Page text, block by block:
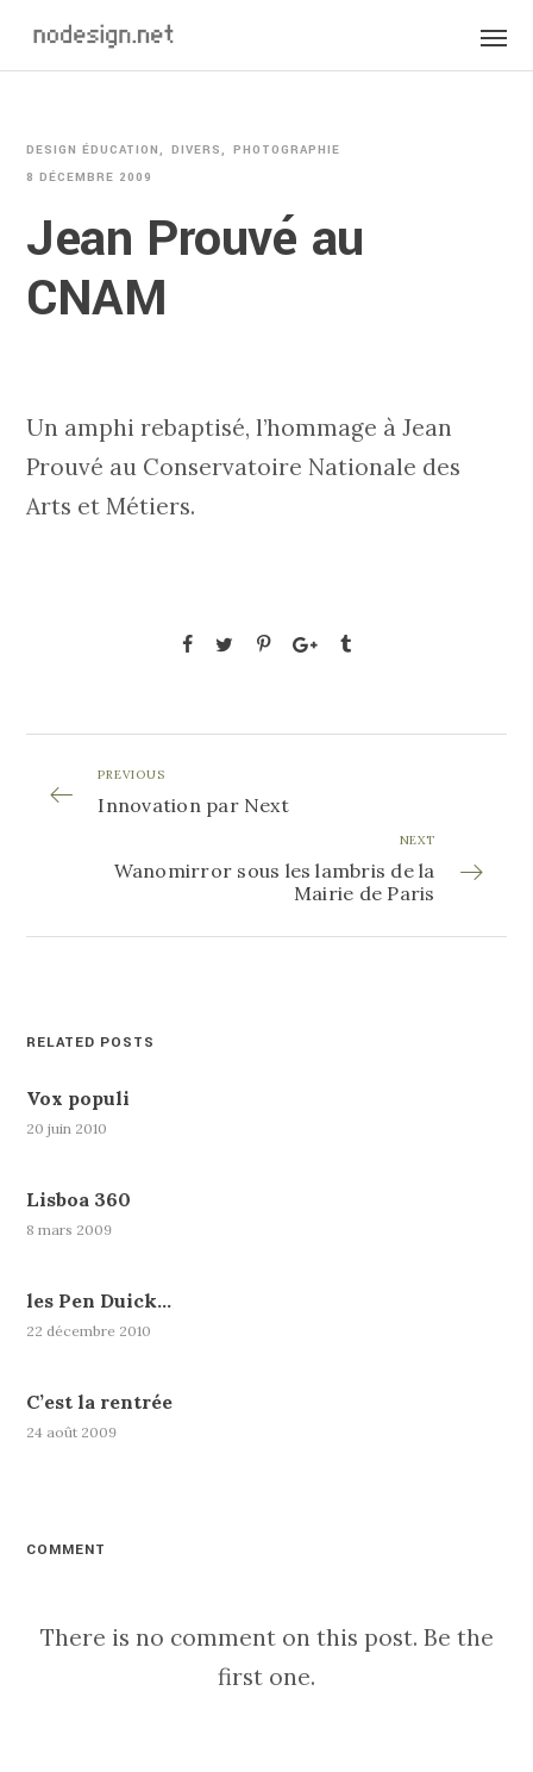
DESIGN ÉDUCATION DIVERS
PHOTOGRAPHIE
8 DÉCEMBRE 2009
Jean Prouvé au
CNAM
Un amphi rebaptisé, l’hommage à Jean
Prouvé au Conservatoire Nationale des
Arts et Métiers.
PREVIOUS
Innovation par Next
NEXT
Wanomirror sous les lambris de la
Mairie de Paris
RELATED POSTS
Vox populi
20 juin 2010
Lisboa 360
8 mars 2009
les Pen Duick…
22 décembre 2010
C’est la rentrée
24 août 2009
COMMENT
There is no comment on this post. Be the
first one.